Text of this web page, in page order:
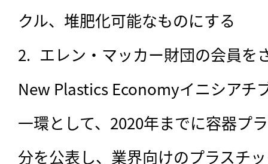
クル、堆肥化可能なものにする
エレン・マッカー財団の会員を
New Plastics Economyイニシアチ
一環として、2020年までに容器プ
分を公表し、業界向けのプラスチ